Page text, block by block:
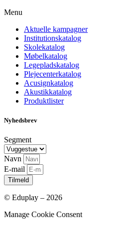
Menu
Aktuelle kampagner
Institutionskatalog
Skolekatalog
Møbelkatalog
Legepladskatalog
Plejecenterkatalog
Acusignkatalog
Akustikkatalog
Produktlister
Nyhedsbrev
Segment
Navn
E-mail
Tilmeld
© Eduplay – 2026
Manage Cookie Consent